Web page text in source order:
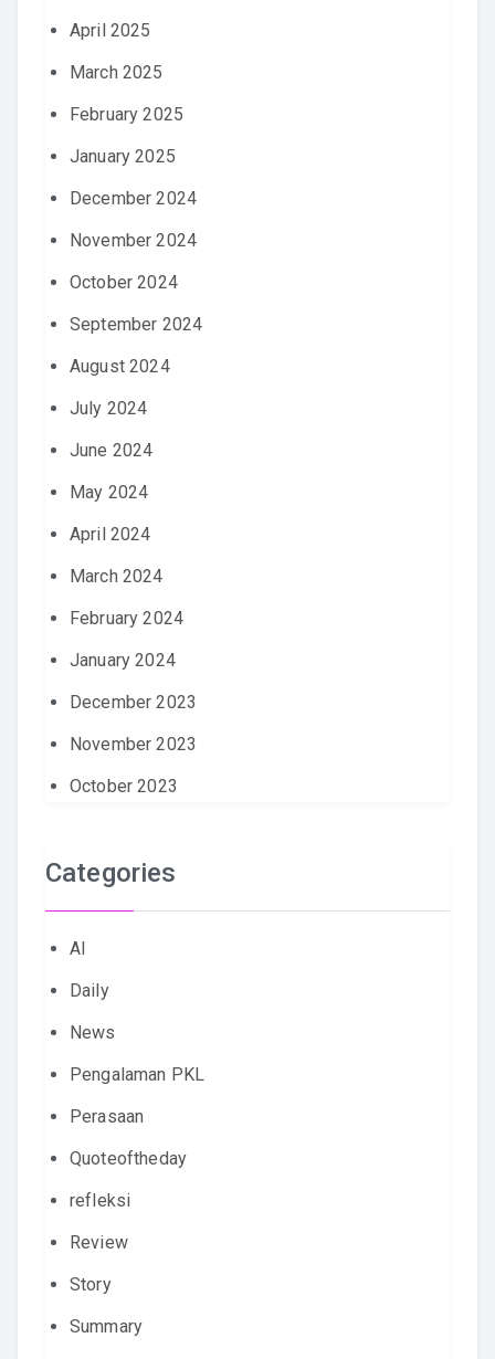
April 2025
March 2025
February 2025
January 2025
December 2024
November 2024
October 2024
September 2024
August 2024
July 2024
June 2024
May 2024
April 2024
March 2024
February 2024
January 2024
December 2023
November 2023
October 2023
Categories
AI
Daily
News
Pengalaman PKL
Perasaan
Quoteoftheday
refleksi
Review
Story
Summary